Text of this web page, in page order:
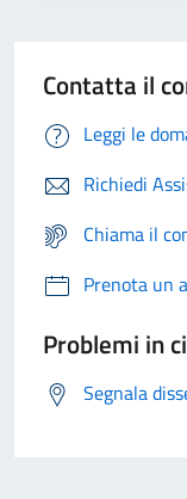
Contatta il
Leggi le
Richiedi
Chiama il
Prenota un
Problemi in
Segnala